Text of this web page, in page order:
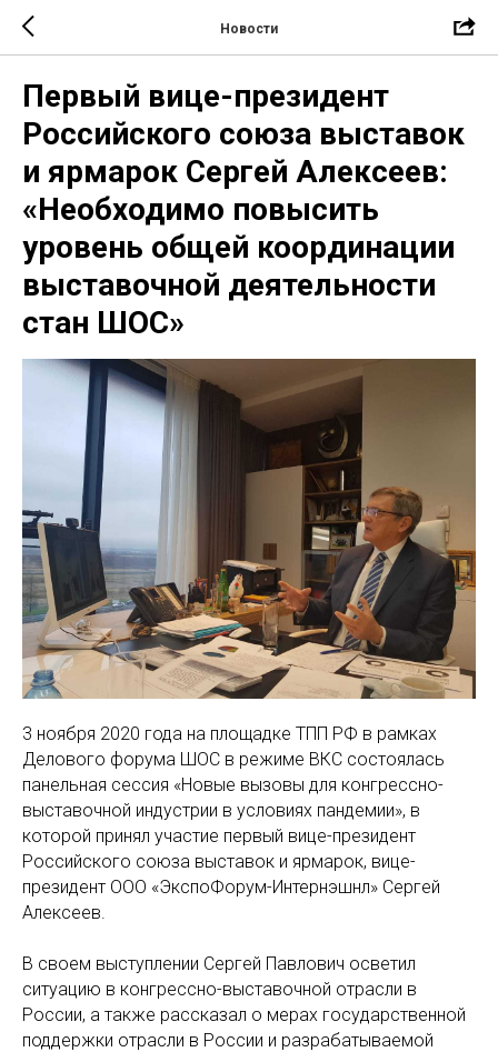
Новости
Первый вице-президент
Российского союза выставок
и ярмарок Сергей Алексеев:
«Необходимо повысить
уровень общей координации
выставочной деятельности
стан ШОС»
3 ноября 2020 года на площадке ТПП РФ в рамках
Делового форума ШОС в режиме ВКС состоялась
панельная сессия «Новые вызовы для конгрессно-
выставочной индустрии в условиях пандемии», в
которой принял участие первый вице-президент
Российского союза выставок и ярмарок, вице-
президент ООО «ЭкспоФорум-Интернэшнл» Сергей
Алексеев.
В своем выступлении Сергей Павлович осветил
ситуацию в конгрессно-выставочной отрасли в
России, а также рассказал о мерах государственной
поддержки отрасли в России и разрабатываемой